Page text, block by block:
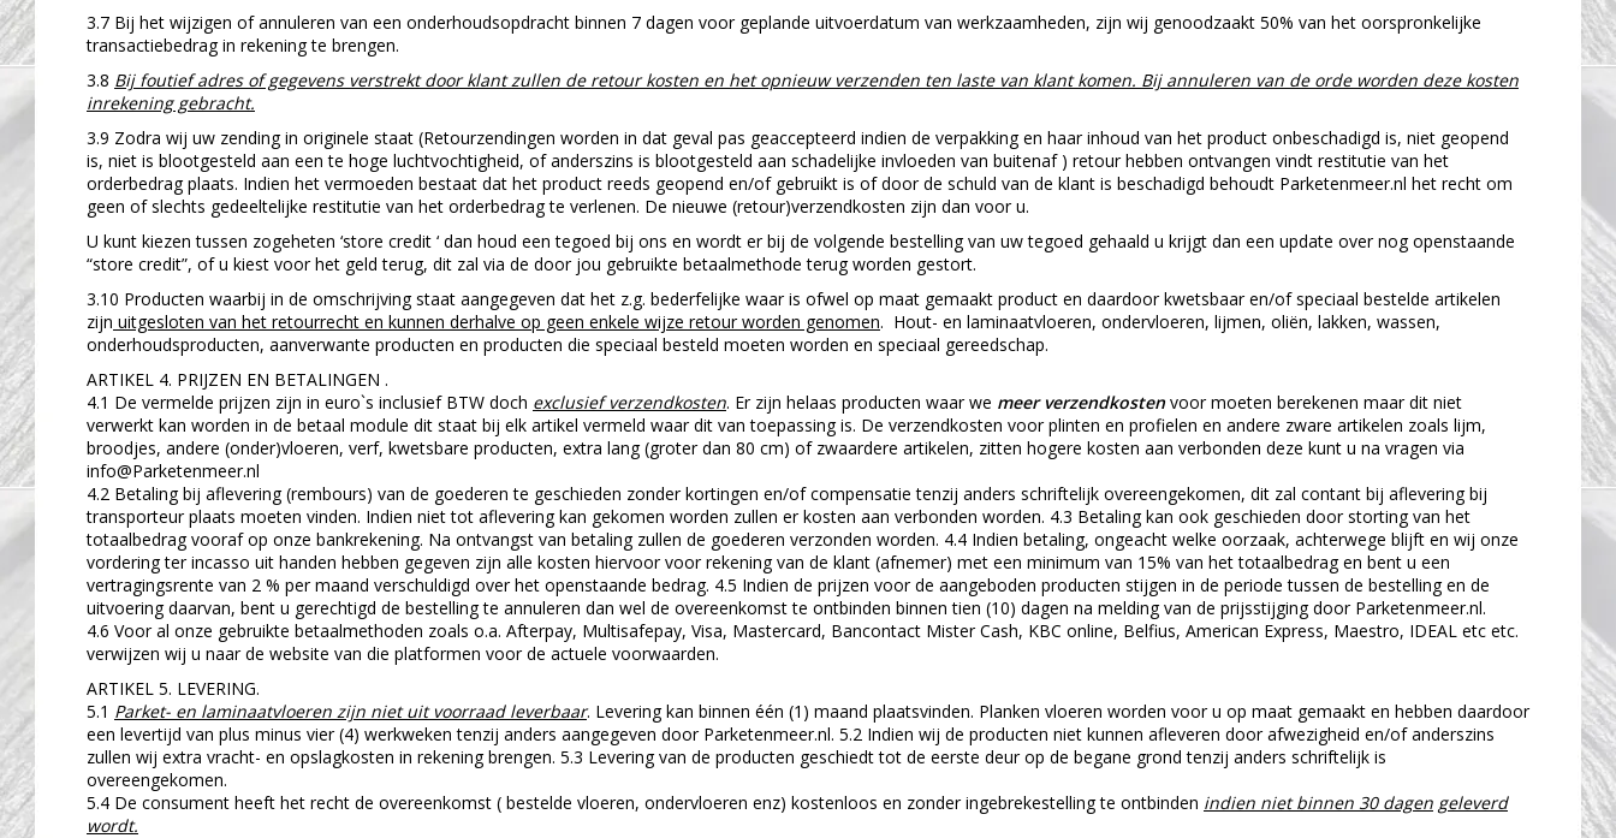
3.7 Bij het wijzigen of annuleren van een onderhoudsopdracht binnen 7 dagen voor geplande uitvoerdatum van werkzaamheden, zijn wij genoodzaakt 50% van het oorspronkelijke
transactiebedrag in rekening te brengen.
3.8 Bij foutief adres of gegevens verstrekt door klant zullen de retour kosten en het opnieuw verzenden ten laste van klant komen. Bij annuleren van de orde worden deze kosten
inrekening gebracht.
3.9 Zodra wij uw zending in originele staat (Retourzendingen worden in dat geval pas geaccepteerd indien de verpakking en haar inhoud van het product onbeschadigd is, niet geopend
is, niet is blootgesteld aan een te hoge luchtvochtigheid, of anderszins is blootgesteld aan schadelijke invloeden van buitenaf ) retour hebben ontvangen vindt restitutie van het
orderbedrag plaats. Indien het vermoeden bestaat dat het product reeds geopend en/of gebruikt is of door de schuld van de klant is beschadigd behoudt Parketenmeer.nl het recht om
geen of slechts gedeeltelijke restitutie van het orderbedrag te verlenen. De nieuwe (retour)verzendkosten zijn dan voor u.
U kunt kiezen tussen zogeheten ‘store credit ‘ dan houd een tegoed bij ons en wordt er bij de volgende bestelling van uw tegoed gehaald u krijgt dan een update over nog openstaande
“store credit”, of u kiest voor het geld terug, dit zal via de door jou gebruikte betaalmethode terug worden gestort.
3.10 Producten waarbij in de omschrijving staat aangegeven dat het z.g. bederfelijke waar is ofwel op maat gemaakt product en daardoor kwetsbaar en/of speciaal bestelde artikelen
zijn uitgesloten van het retourrecht en kunnen derhalve op geen enkele wijze retour worden genomen. Hout- en laminaatvloeren, ondervloeren, lijmen, oliën, lakken, wassen,
onderhoudsproducten, aanverwante producten en producten die speciaal besteld moeten worden en speciaal gereedschap.
ARTIKEL 4. PRIJZEN EN BETALINGEN .
4.1 De vermelde prijzen zijn in euro`s inclusief BTW doch exclusief verzendkosten. Er zijn helaas producten waar we meer verzendkosten voor moeten berekenen maar dit niet
verwerkt kan worden in de betaal module dit staat bij elk artikel vermeld waar dit van toepassing is. De verzendkosten voor plinten en profielen en andere zware artikelen zoals lijm,
broodjes, andere (onder)vloeren, verf, kwetsbare producten, extra lang (groter dan 80 cm) of zwaardere artikelen, zitten hogere kosten aan verbonden deze kunt u na vragen via
info@Parketenmeer.nl
4.2 Betaling bij aflevering (rembours) van de goederen te geschieden zonder kortingen en/of compensatie tenzij anders schriftelijk overeengekomen, dit zal contant bij aflevering bij
transporteur plaats moeten vinden. Indien niet tot aflevering kan gekomen worden zullen er kosten aan verbonden worden. 4.3 Betaling kan ook geschieden door storting van het
totaalbedrag vooraf op onze bankrekening. Na ontvangst van betaling zullen de goederen verzonden worden. 4.4 Indien betaling, ongeacht welke oorzaak, achterwege blijft en wij onze
vordering ter incasso uit handen hebben gegeven zijn alle kosten hiervoor voor rekening van de klant (afnemer) met een minimum van 15% van het totaalbedrag en bent u een
vertragingsrente van 2 % per maand verschuldigd over het openstaande bedrag. 4.5 Indien de prijzen voor de aangeboden producten stijgen in de periode tussen de bestelling en de
uitvoering daarvan, bent u gerechtigd de bestelling te annuleren dan wel de overeenkomst te ontbinden binnen tien (10) dagen na melding van de prijsstijging door Parketenmeer.nl.
4.6 Voor al onze gebruikte betaalmethoden zoals o.a. Afterpay, Multisafepay, Visa, Mastercard, Bancontact Mister Cash, KBC online, Belfius, American Express, Maestro, IDEAL etc etc.
verwijzen wij u naar de website van die platformen voor de actuele voorwaarden.
ARTIKEL 5. LEVERING.
5.1 Parket- en laminaatvloeren zijn niet uit voorraad leverbaar. Levering kan binnen één (1) maand plaatsvinden. Planken vloeren worden voor u op maat gemaakt en hebben daardoor
een levertijd van plus minus vier (4) werkweken tenzij anders aangegeven door Parketenmeer.nl. 5.2 Indien wij de producten niet kunnen afleveren door afwezigheid en/of anderszins
zullen wij extra vracht- en opslagkosten in rekening brengen. 5.3 Levering van de producten geschiedt tot de eerste deur op de begane grond tenzij anders schriftelijk is
overeengekomen.
5.4 De consument heeft het recht de overeenkomst ( bestelde vloeren, ondervloeren enz) kostenloos en zonder ingebrekestelling te ontbinden indien niet binnen 30 dagen geleverd
wordt.